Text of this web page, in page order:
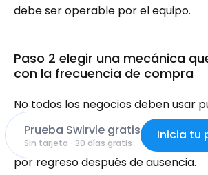
debe ser operable por el equipo.
Paso 2 elegir una mecánica
con la frecuencia de compra
No todos los negocios deben usar
conviene más una dinámica por
recompensa por categoría. A
por regreso después de ausencia.
Prueba Swirvle gratis
Sin tarjeta · 30 días gratis
Inicia tu